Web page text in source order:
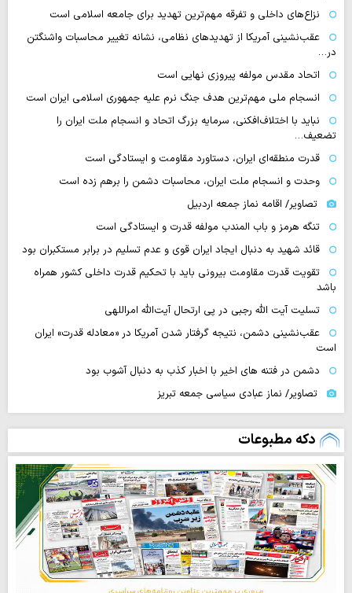
نزاع‌های داخلی و تفرقه مهم‌ترین تهدید برای جامعه اسلامی است
عقب‌نشینی آمریکا از تهدیدهای نظامی، نشانه تغییر محاسبات واشنگتن
در…
اتحاد مقدس مولفه پیروزی نهایی است
انسجام ملی مهم‌ترین هدف جنگ نرم علیه جمهوری اسلامی ایران است
نباید با اختلاف‌افکنی، سرمایه بزرگ اتحاد و انسجام ملت ایران را
تضعیف…
قدرت منطقه‌ای ایران، دستاورد مقاومت و ایستادگی است
وحدت و انسجام ملت ایران، محاسبات دشمن را برهم زده است
تصاویر/ اقامه نماز جمعه اردبیل
تنگه‌ هرمز و باب المندب مولفه قدرت و ایستادگی است
قائد شهید به دنبال ایجاد ایران قوی و عدم تسلیم در برابر مستکبران بود
تقویت قدرت مقاومت بیرونی باید با تحکیم قدرت داخلی کشور همراه
باشد
تسلیت آیت الله رجبی در پی ارتحال آیت‌الله امراللهی
عقب‌نشینی دشمن، نتیجه گرفتار شدن آمریکا در «معادله قدرت» ایران
است
دشمن در فتنه های اخیر با اخبار کذب به دنبال آشوب بود
تصاویر/ نماز عبادی سیاسی جمعه تبریز
دکه مطبوعات